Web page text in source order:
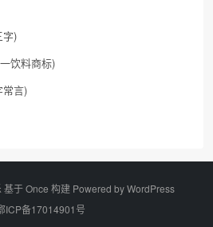
字)
饮料商标)
常言)
于 Once 构建 Powered byWordPress
ICP备17014901号